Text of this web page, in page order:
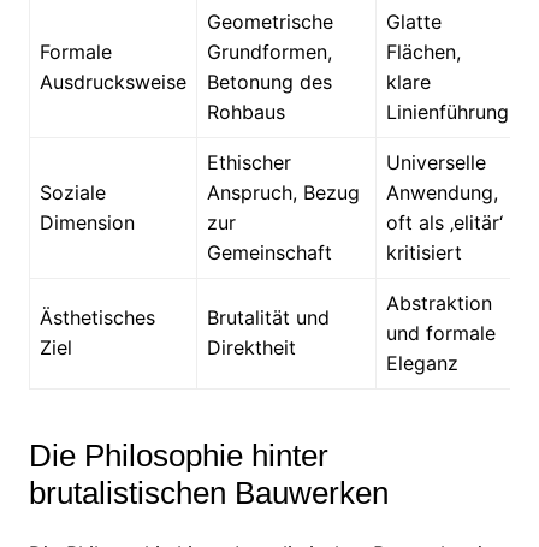
Formale
Ausdrucksweise
Geometrische
Grundformen,
Betonung des
Rohbaus
Glatte
Flächen,
klare
Linienführung
Soziale
Dimension
Ethischer
Anspruch, Bezug
zur
Gemeinschaft
Universelle
Anwendung,
oft als ‚elitär‘
kritisiert
Ästhetisches
Ziel
Brutalität und
Direktheit
Abstraktion
und formale
Eleganz
Die Philosophie hinter
brutalistischen Bauwerken